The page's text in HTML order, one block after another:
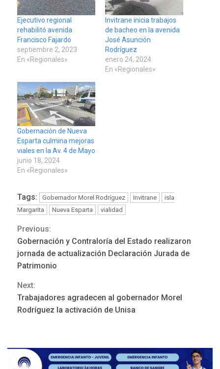
Ejecutivo regional
rehabilitó avenida
Francisco Fajardo
septiembre 2, 2023
En «Regionales»
Invitrane inicia trabajos
de bacheo en la avenida
José Asunción
Rodríguez
enero 24, 2024
En «Regionales»
Gobernación de Nueva
Esparta culmina mejoras
viales en la Av. 4 de Mayo
junio 18, 2024
En «Regionales»
Tags: Gobernador Morel Rodríguez Invitrane
isla
Margarita
Nueva Esparta vialidad
Continue
Reading
Previous:
Gobernación y Contraloría del Estado realizaron
jornada de actualización Declaración Jurada de
Patrimonio
Next:
Trabajadores agradecen al gobernador Morel
Rodríguez la activación de Unisa
3
POLÍTICA
TITULARES
diálogo en Venezuela
4
nueva mesa de diálogo